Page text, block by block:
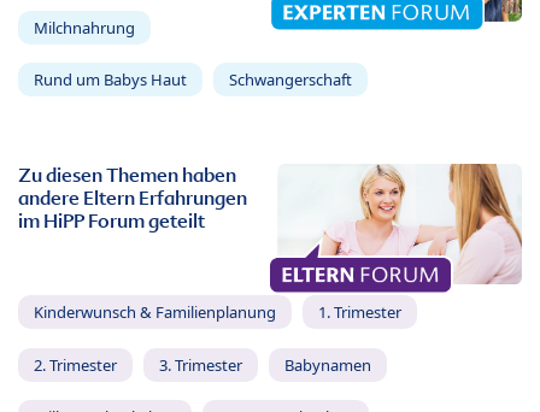
Milchnahrung
Rund um Babys Haut Schwangerschaft
Zu diesen Themen haben
andere Eltern Erfahrungen
im HiPP Forum geteilt
Kinderwunsch & Familienplanung 1. Trimester
2. Trimester 3. Trimester Babynamen